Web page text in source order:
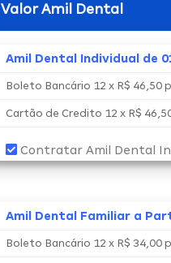
Valor Amil Dental
Amil Dental Individual de
Boleto Bancário 12 x R$ 46,50
Cartão de Credito 12 x R$
Contratar Amil Dental
Amil Dental Familiar a
Boleto Bancário 12 x R$ 34,00